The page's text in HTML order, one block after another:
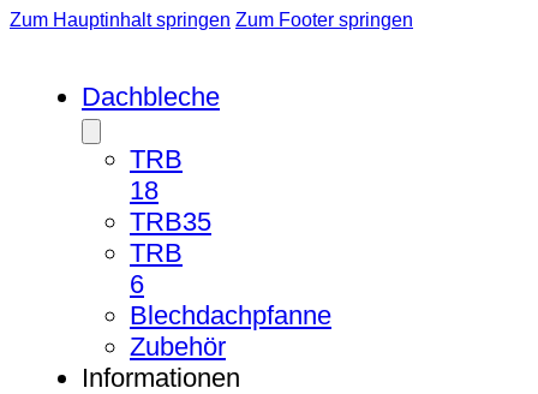
Zum Hauptinhalt springen Zum Footer springen
Dachbleche
TRB
18
TRB35
TRB
6
Blechdachpfanne
Zubehör
Informationen